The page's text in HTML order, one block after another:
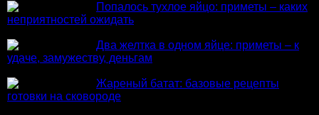
Попалось тухлое яйцо: приметы – каких
неприятностей ожидать
Два желтка в одном яйце: приметы – к
удаче, замужеству, деньгам
Жареный батат: базовые рецепты
готовки на сковороде